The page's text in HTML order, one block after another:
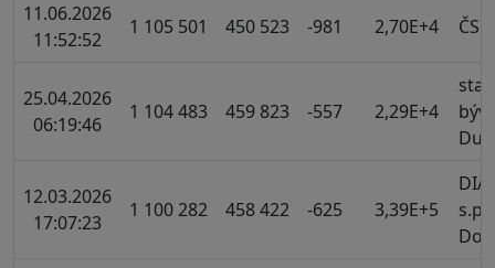
11.06.2026
11:52:52
1 105 501 450 523 -981 2,70E+4
25.04.2026
06:19:46
1 104 483 459 823 -557 2,29E+4
12.03.2026
17:07:23
1 100 282 458 422 -625 3,39E+5
s.p.